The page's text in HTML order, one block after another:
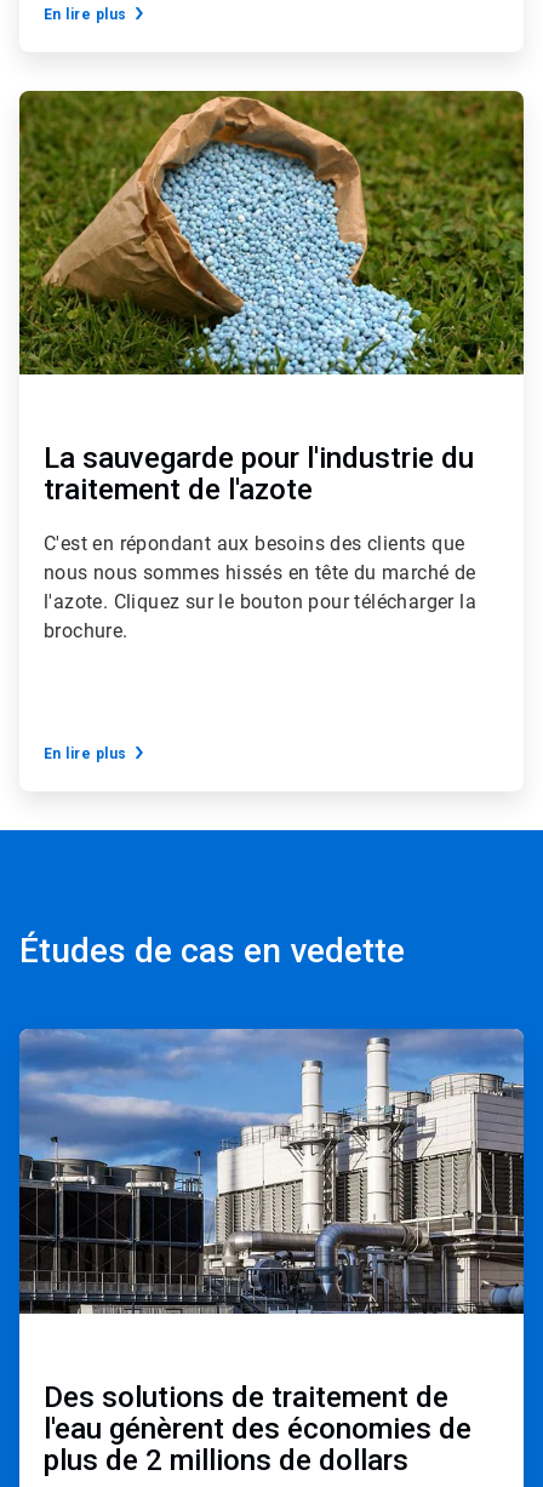
En lire plus
ArticleTile
3
de
3
La sauvegarde pour l'industrie du
traitement de l'azote
C'est en répondant aux besoins des clients que
nous nous sommes hissés en tête du marché de
l'azote. Cliquez sur le bouton pour télécharger la
brochure.
En lire plus
Études de cas en vedette
ArticleTile
1
de
2
Des solutions de traitement de
l'eau génèrent des économies de
plus de 2 millions de dollars